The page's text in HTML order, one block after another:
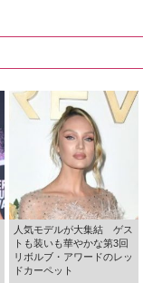
人気モデルが大集結 ゲス
トも装いも華やかな第3回
リボルブ・アワードのレッ
ドカーペット